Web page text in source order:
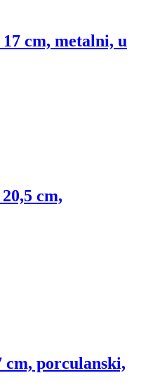
cm, metalni, u
cm,
cm, porculanski,